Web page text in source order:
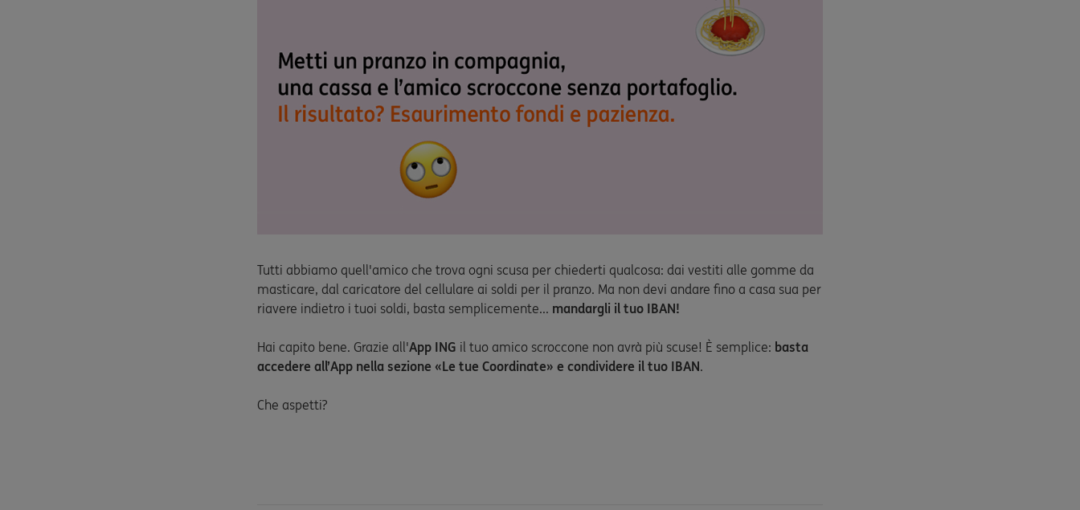
Tutti abbiamo quell'amico che trova ogni scusa per chiederti qualcosa: dai vestiti alle gomme da
masticare, dal caricatore del cellulare ai soldi per il pranzo. Ma non devi andare fino a casa sua per
riavere indietro i tuoi soldi, basta semplicemente... mandargli il tuo IBAN!
Hai capito bene. Grazie all'App ING il tuo amico scroccone non avrà più scuse! È semplice: basta
accedere all’App nella sezione «Le tue Coordinate» e condividere il tuo IBAN.
Che aspetti?